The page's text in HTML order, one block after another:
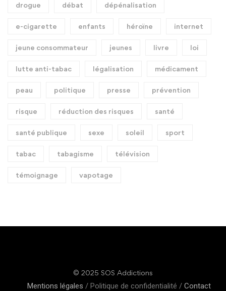
drogue débat dépénalisation
e-cigarette enfants héroïne internet
jeune consommateur jeunes livre loi
lutte anti-tabac légalisation médicament
peau politique presse prévention
risque réduction des risques santé
santé publique sexe soleil sport
tabac tabagisme télévision
témoignage vapotage
© 2025 SOS Addictions
Mentions légales / Politique de confidentialité / Contact